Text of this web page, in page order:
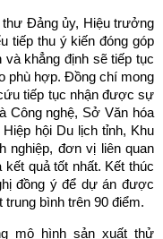
thư Đảng ủy, Hiệu trưởng
tiếp thu ý kiến đóng góp
khẳng định sẽ tiếp tục
phù hợp. Đồng chí mong
tiếp tục nhận được sự
Công nghệ, Sở Văn hóa
hội Du lịch tỉnh, Khu
nghiệp, đơn vị liên quan
quả tốt nhất. Kết thúc
đồng ý để dự án được
bình trên 90 điểm.
mô hình sản xuất thử